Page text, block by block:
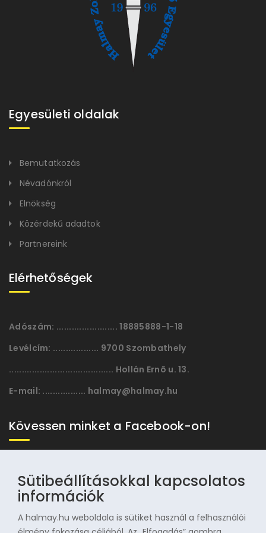
Egyesületi oldalak
Bemutatkozás
Névadónkról
Elnökség
Közérdekű adadtok
Partnereink
Elérhetőségek
Adószám: ........................ 18885888-1-18
Levélcím: .................. 9700 Szombathely
......................................... Hollán Ernõ u. 13.
E-mail: ................. halmay@halmay.hu
Kövessen minket a Facebook-on!
Sütibeállításokkal kapcsolatos
információk
A halmay.hu weboldala is sütiket használ a felhasználói